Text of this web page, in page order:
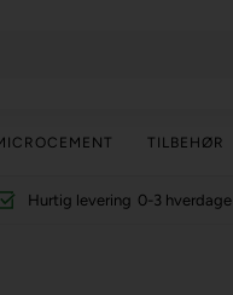
TILBEHØR
Hurtig levering 0-3 hverdage